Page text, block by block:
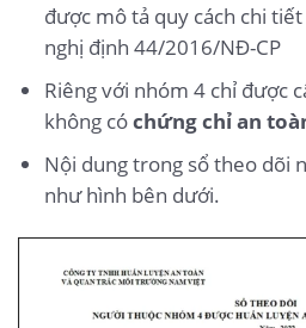
được mô tả quy cách chi
nghị định 44/2016/NĐ-CP
Riêng với nhóm 4 chỉ được
không cóchứng chỉ an
Nội dung trong sổ theo dõi
như hình bên dưới.